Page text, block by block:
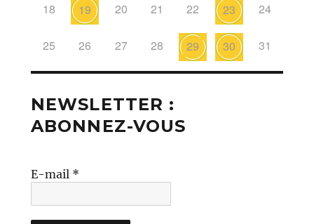
18 19 20 21 22 23 24
25 26 27 28 29 30 31
NEWSLETTER :
ABONNEZ-VOUS
E-mail *